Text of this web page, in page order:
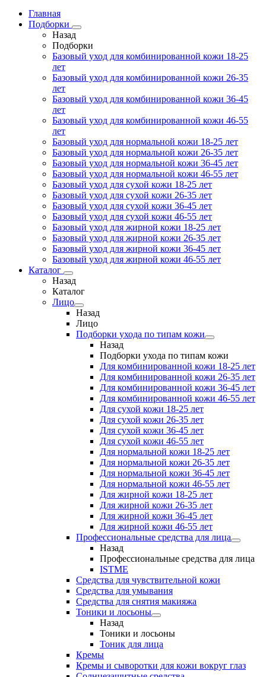
Главная
Подборки
Назад
Подборки
Базовый уход для комбинированной кожи 18-25
лет
Базовый уход для комбинированной кожи 26-35
лет
Базовый уход для комбинированной кожи 36-45
лет
Базовый уход для комбинированной кожи 46-55
лет
Базовый уход для нормальной кожи 18-25 лет
Базовый уход для нормальной кожи 26-35 лет
Базовый уход для нормальной кожи 36-45 лет
Базовый уход для нормальной кожи 46-55 лет
Базовый уход для сухой кожи 18-25 лет
Базовый уход для сухой кожи 26-35 лет
Базовый уход для сухой кожи 36-45 лет
Базовый уход для сухой кожи 46-55 лет
Базовый уход для жирной кожи 18-25 лет
Базовый уход для жирной кожи 26-35 лет
Базовый уход для жирной кожи 36-45 лет
Базовый уход для жирной кожи 46-55 лет
Каталог
Назад
Каталог
Лицо
Назад
Лицо
Подборки ухода по типам кожи
Назад
Подборки ухода по типам кожи
Для комбинированной кожи 18-25 лет
Для комбинированной кожи 26-35 лет
Для комбинированной кожи 36-45 лет
Для комбинированной кожи 46-55 лет
Для сухой кожи 18-25 лет
Для сухой кожи 26-35 лет
Для сухой кожи 36-45 лет
Для сухой кожи 46-55 лет
Для нормальной кожи 18-25 лет
Для нормальной кожи 26-35 лет
Для нормальной кожи 36-45 лет
Для нормальной кожи 46-55 лет
Для жирной кожи 18-25 лет
Для жирной кожи 26-35 лет
Для жирной кожи 36-45 лет
Для жирной кожи 46-55 лет
Профессиональные средства для лица
Назад
Профессиональные средства для лица
ISTME
Средства для чувствительной кожи
Средства для умывания
Средства для снятия макияжа
Тоники и лосьоны
Назад
Тоники и лосьоны
Тоник для лица
Кремы
Кремы и сыворотки для кожи вокруг глаз